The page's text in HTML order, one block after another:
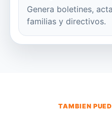
Genera boletines,
familias y directivos.
TAMBIEN